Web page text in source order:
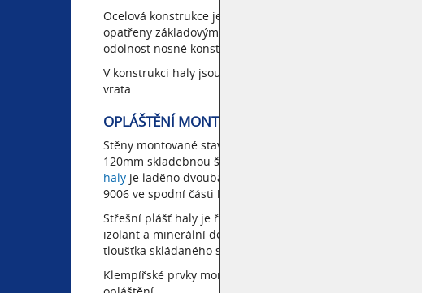
Ocelová konstrukce je opatřena antikorozní povrchovou
opatřeny základovým a vrchních nátěrem o tl. 100 mikronů
odolnost nosné konstrukce je 15 minut.
V konstrukci haly jsou kotveny hliníkové dveře, hliníková a
vrata.
OPLÁŠTĚNÍ MONTOVANÉ HALY
Stěny montované stavby jsou opláštěny pěnovými
120mm skladebnou šíří 1000mm se součinitelem prostupu
haly je laděno dvoubarevně v odstínu antracit RAL 7016 v
9006 ve spodní části haly.
Střešní plášť haly je řešen pomocí hydroizolační folie tl.
izolant a minerální desky o tloušťce 240mm k nosnému
tloušťka skládaného střešního pláště je 400mm.
Klempířské prvky montované haly jsou řešeny z